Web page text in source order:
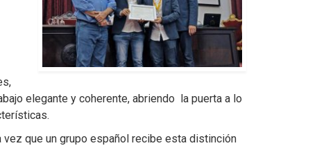
elegante y coherente, abriendo la puerta a lo
que un grupo español recibe esta distinción